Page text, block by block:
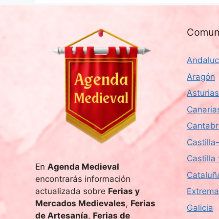
En Agenda Medieval
encontrarás información
actualizada sobre Ferias y
Mercados Medievales, Ferias
de Artesanía, Ferias de
Aragón
Asturias
Castilla
Galicia